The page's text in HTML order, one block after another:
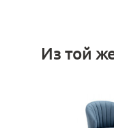
Из той